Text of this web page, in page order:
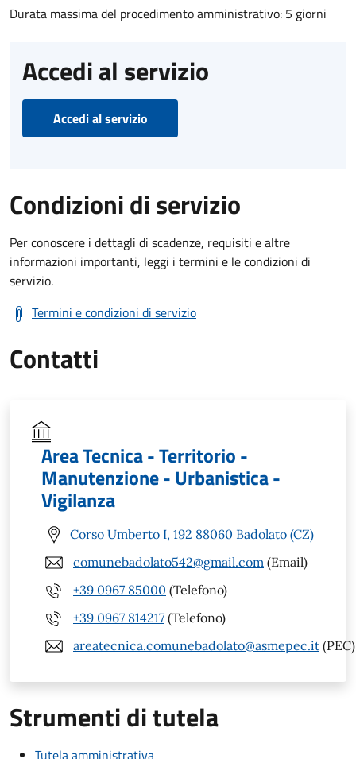
Durata massima del procedimento amministrativo: 5 giorni
Accedi al servizio
Accedi al servizio
Condizioni di servizio
Per conoscere i dettagli di scadenze, requisiti e altre
informazioni importanti, leggi i termini e le condizioni di
servizio.
Termini e condizioni di servizio
Contatti
Area Tecnica - Territorio -
Manutenzione - Urbanistica -
Vigilanza
Corso Umberto I, 192 88060 Badolato (CZ)
comunebadolato542@gmail.com (Email)
+39 0967 85000 (Telefono)
+39 0967 814217 (Telefono)
areatecnica.comunebadolato@asmepec.it (PEC)
Strumenti di tutela
Tutela amministrativa